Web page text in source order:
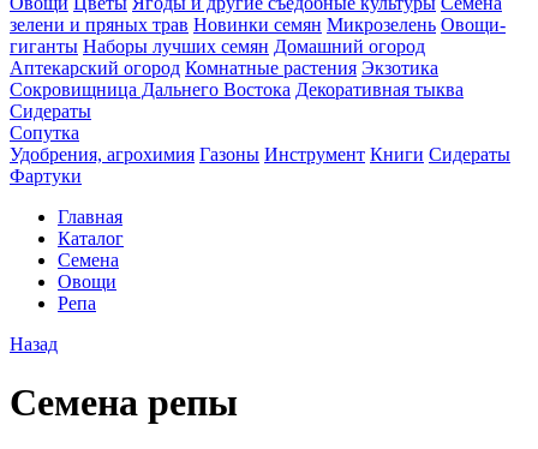
зелени и пряных трав Новинки семян Микрозелень Овощи-
гиганты Наборы лучших семян Домашний огород
Аптекарский огород Комнатные растения Экзотика
Сокровищница Дальнего Востока Декоративная тыква
Сидераты
Сопутка
Удобрения, агрохимия Газоны Инструмент Книги Сидераты
Фартуки
Главная
Каталог
Семена
Овощи
Репа
Назад
Семена репы